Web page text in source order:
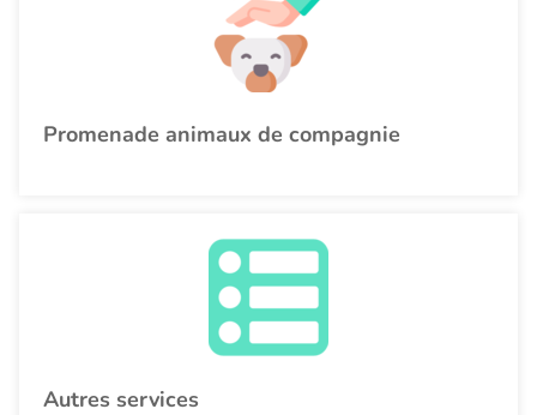
Promenade animaux de compagnie
Autres services